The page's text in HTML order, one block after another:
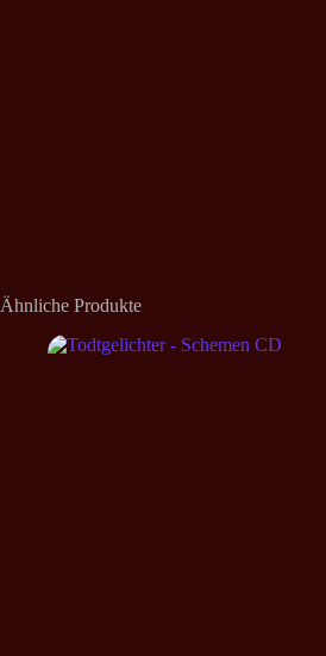
Ähnliche Produkte